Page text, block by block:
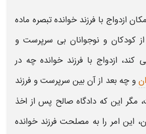
ازدواج با فرزند خواندهتبصره ماده
از کودکان و نوجوانان بی‌ سرپرست و
ازدواج با فرزند خواندهچه در
و چه بعد از آن بین سرپرست و فرزند
مگر این که دادگاه صالح پس از اخذ
این امر را به مصلحت فرزند خوانده